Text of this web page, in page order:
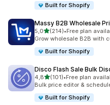
Built for Shopify
Massy B2B Wholesale
5,0/ 5 tähteä
(214)
214 arvostelua yhteensä
•Free plan
Grow wholesale B2B with
Built for Shopify
Disco Flash Sale Bulk
4,8/ 5 tähteä
(101)
101 arvostelua yhteensä
•Free plan
Bulk price editor &
Built for Shopify